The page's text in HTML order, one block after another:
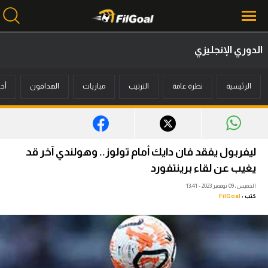
أخبار
ميركاتو
فانتازي في الجول
مسابقة التوقعات
الدوري الإنجليزي
الرئيسية نظرة عامة الترتيب مباريات الهدافون
ليفربول يفقد فان دايك أمام تولوز.. وهولندي آخر قد
يغيب عن لقاء برينتفورد
الخميس، 09 نوفمبر 2023 - 13:41
كتب : FilGoal